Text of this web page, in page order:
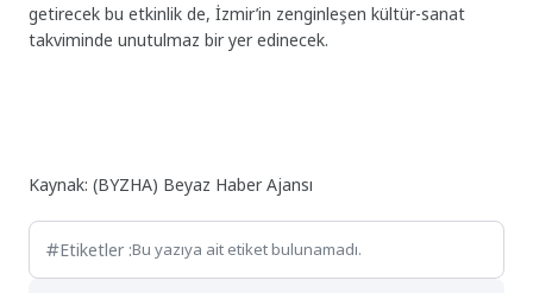
getirecek bu etkinlik de, İzmir’in zenginleşen kültür-sanat
takviminde unutulmaz bir yer edinecek.
Kaynak: (BYZHA) Beyaz Haber Ajansı
Etiketler :Bu yazıya ait etiket bulunamadı.